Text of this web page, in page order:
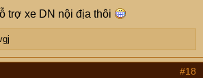
trợ xe DN nội địa thôi
#18